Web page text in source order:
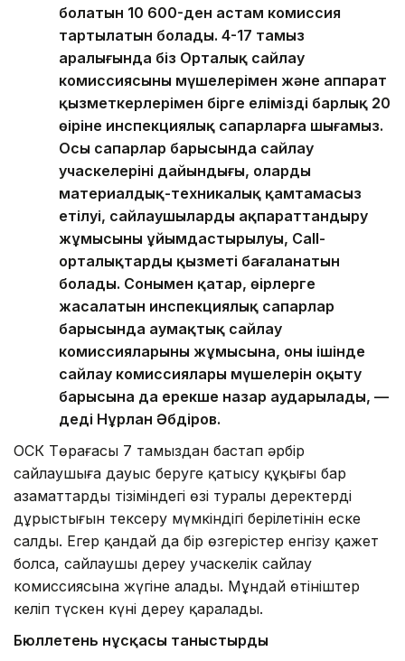
болатын 10 600-ден астам комиссия
тартылатын болады. 4-17 тамыз
аралығында біз Орталық сайлау
комиссиясының мүшелерімен және аппарат
қызметкерлерімен бірге еліміздің барлық 20
өңіріне инспекциялық сапарларға шығамыз.
Осы сапарлар барысында сайлау
учаскелерінің дайындығы, олардың
материалдық-техникалық қамтамасыз
етілуі, сайлаушыларды ақпараттандыру
жұмысының ұйымдастырылуы, Call-
орталықтардың қызметі бағаланатын
болады. Сонымен қатар, өңірлерге
жасалатын инспекциялық сапарлар
барысында аумақтық сайлау
комиссияларының жұмысына, оның ішінде
сайлау комиссиялары мүшелерін оқыту
барысына да ерекше назар аударылады, —
деді Нұрлан Әбдіров.
ОСК Төрағасы 7 тамыздан бастап әрбір
сайлаушыға дауыс беруге қатысу құқығы бар
азаматтардың тізіміндегі өзі туралы деректердің
дұрыстығын тексеру мүмкіндігі берілетінін еске
салды. Егер қандай да бір өзгерістер енгізу қажет
болса, сайлаушы дереу учаскелік сайлау
комиссиясына жүгіне алады. Мұндай өтініштер
келіп түскен күні дереу қаралады.
Бюллетень нұсқасы таныстырды